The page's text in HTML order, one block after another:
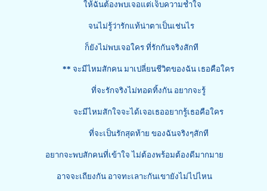
ให้ฉันต้องพบเจอแต่เจ็บความช้ำใจ
จนไม่รู้ว่ารักแท้น่าตาเป็นเช่นไร
ก็ยังไม่พบเจอใคร ที่รักกันจริงสักที
** จะมีไหมสักคน มาเปลี่ยนชีวิตของฉัน เธอคือใคร
ที่จะรักจริงไม่ทอดทิ้งกัน อยากจะรู้
จะมีไหมสักใจจะได้เจอเธออยากรู้เธอคือใคร
ที่จะเป็นรักสุดท้าย ของฉันจริงๆสักที
อยากจะพบสักคนที่เข้าใจ ไม่ต้องพร้อมต้องดีมากมาย
อาจจะเถียงกัน อาจทะเลาะกันเขายังไม่ไปไหน